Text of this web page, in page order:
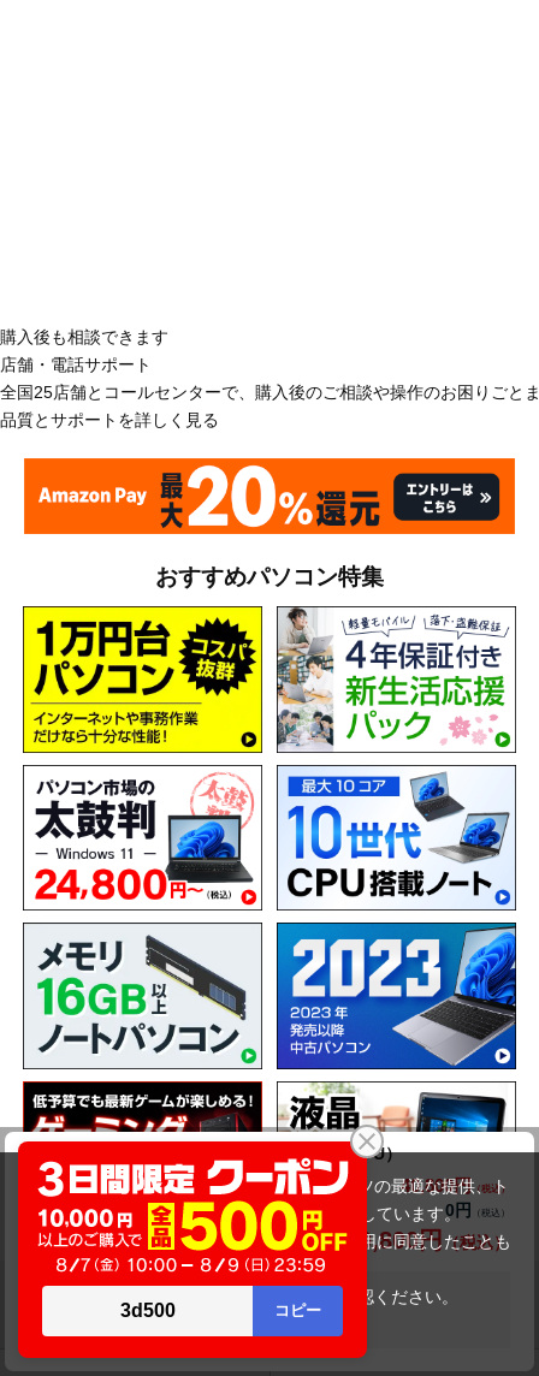
Dynabook dynabook S73/FR（第10世代CPU）
商品価格(税込) 40,800円
44,800円
オプション小計価格(税込)
0円
商品合計価格(税込)
40,800円
在庫がありません
購入後も相談できます
店舗・電話サポート
全国25店舗とコールセンターで、購入後のご相談や操作のお困りごと
品質とサポートを詳しく見る
おすすめパソコン特集
ショッピングガイド
当サイトでは利用体験の向上およびコンテンツの最適な提供、ト
ラフィックの分析を目的としてCookieを使用しています。
サイトの閲覧を継続された場合、Cookieの利用に同意したことも
のといたします。
をご確認ください。
承諾する